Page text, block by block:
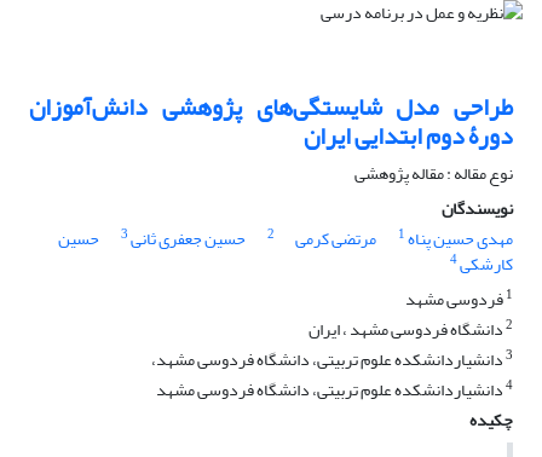
طراحی مدل شایستگی‌های پژوهشی دانش‌آموزان
دورۀ دوم ابتدایی ایران
نوع مقاله : مقاله پژوهشی
نویسندگان
مهدی حسین پناه1 مرتضی کرمی 2 حسین جعفری ثانی3 حسین
کارشکی4
1فردوسی مشهد
2دانشگاه فردوسی مشهد ، ایران
3دانشیاردانشکده علوم تربیتی، دانشگاه فردوسی مشهد،
4دانشیاردانشکده علوم تربیتی، دانشگاه فردوسی مشهد
چکیده